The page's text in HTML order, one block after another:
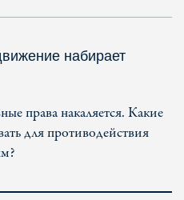
набирает
права накаляется. Какие
для противодействия